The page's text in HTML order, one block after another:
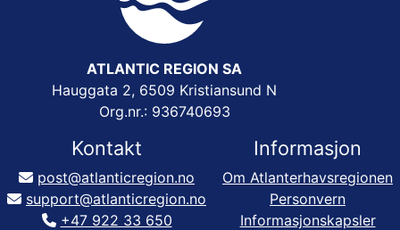
ATLANTIC REGION SA
Hauggata 2, 6509 Kristiansund N
Org.nr.: 936740693
Kontakt
post@atlanticregion.no
support@atlanticregion.no
+47 922 33 650
Informasjon
Om Atlanterhavsregionen
Personvern
Informasjonskapsler